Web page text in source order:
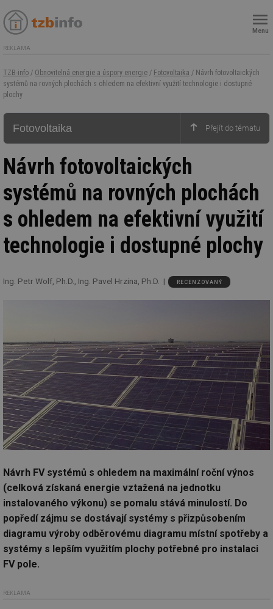
Menu
REKLAMA
TZB-info / Obnovitelná energie a úspory energie / Fotovoltaika / Návrh fotovoltaických
systémů na rovných plochách s ohledem na efektivní využití technologie i dostupné
plochy
Fotovoltaika
Návrh fotovoltaických
systémů na rovných plochách
s ohledem na efektivní využití
technologie i dostupné plochy
Ing. Petr Wolf, Ph.D., Ing. Pavel Hrzina, Ph.D. RECENZOVANÝ
Návrh FV systémů s ohledem na maximální roční výnos
(celková získaná energie vztažená na jednotku
instalovaného výkonu) se pomalu stává minulostí. Do
popředí zájmu se dostávají systémy s přizpůsobením
diagramu výroby odběrovému diagramu místní spotřeby a
systémy s lepším využitím plochy potřebné pro instalaci
FV pole.
REKLAMA